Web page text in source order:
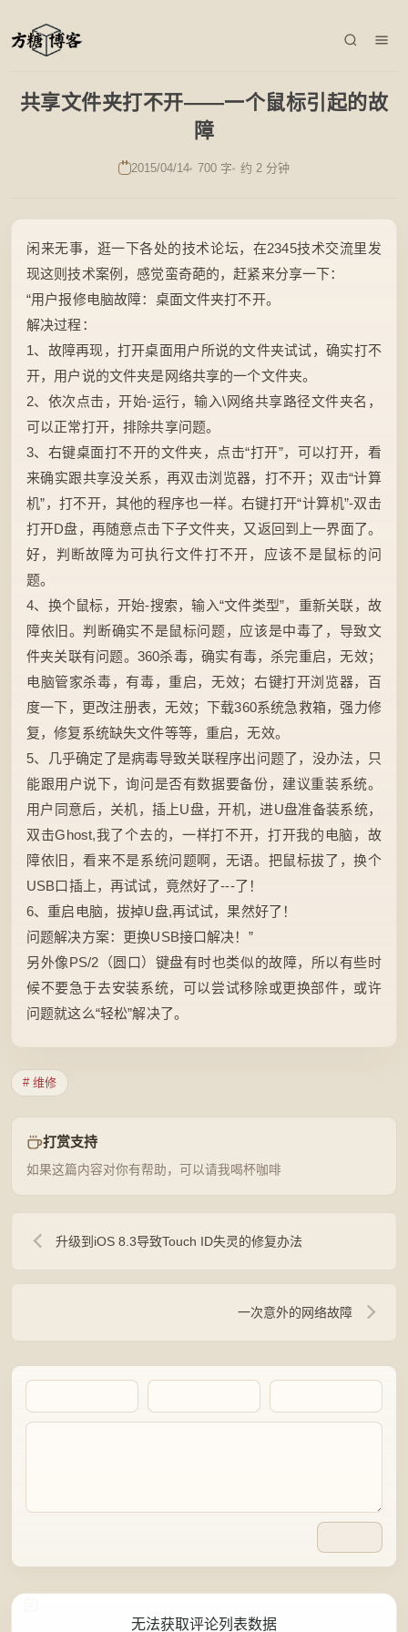
共享文件夹打不开——一个鼠标引起的故
障
2015/04/14 700 字 约 2 分钟
闲来无事，逛一下各处的技术论坛，在2345技术交流里发
现这则技术案例，感觉蛮奇葩的，赶紧来分享一下：
“用户报修电脑故障：桌面文件夹打不开。
解决过程：
1、故障再现，打开桌面用户所说的文件夹试试，确实打不
开，用户说的文件夹是网络共享的一个文件夹。
2、依次点击，开始-运行，输入\网络共享路径文件夹名，
可以正常打开，排除共享问题。
3、右键桌面打不开的文件夹，点击“打开”，可以打开，看
来确实跟共享没关系，再双击浏览器，打不开；双击“计算
机”，打不开，其他的程序也一样。右键打开“计算机”-双击
打开D盘，再随意点击下子文件夹，又返回到上一界面了。
好，判断故障为可执行文件打不开，应该不是鼠标的问
题。
4、换个鼠标，开始-搜索，输入“文件类型”，重新关联，故
障依旧。判断确实不是鼠标问题，应该是中毒了，导致文
件夹关联有问题。360杀毒，确实有毒，杀完重启，无效；
电脑管家杀毒，有毒，重启，无效；右键打开浏览器，百
度一下，更改注册表，无效；下载360系统急救箱，强力修
复，修复系统缺失文件等等，重启，无效。
5、几乎确定了是病毒导致关联程序出问题了，没办法，只
能跟用户说下，询问是否有数据要备份，建议重装系统。
用户同意后，关机，插上U盘，开机，进U盘准备装系统，
双击Ghost,我了个去的，一样打不开，打开我的电脑，故
障依旧，看来不是系统问题啊，无语。把鼠标拔了，换个
USB口插上，再试试，竟然好了---了！
6、重启电脑，拔掉U盘,再试试，果然好了！
问题解决方案：更换USB接口解决！”
另外像PS/2（圆口）键盘有时也类似的故障，所以有些时
候不要急于去安装系统，可以尝试移除或更换部件，或许
问题就这么“轻松”解决了。
# 维修
打赏支持
如果这篇内容对你有帮助，可以请我喝杯咖啡
升级到iOS 8.3导致Touch ID失灵的修复办法
一次意外的网络故障
无法获取评论列表数据